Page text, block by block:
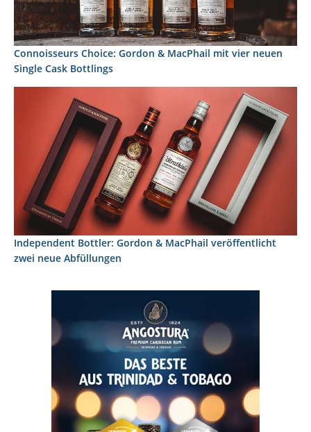
Connoisseurs Choice: Gordon & MacPhail mit vier neuen
Single Cask Bottlings
Independent Bottler: Gordon & MacPhail veröffentlicht
zwei neue Abfüllungen